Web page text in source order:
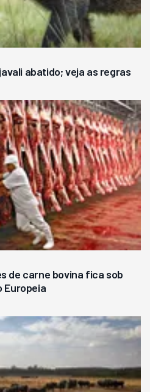
abatido; veja as regras
de carne bovina fica sob
Europeia